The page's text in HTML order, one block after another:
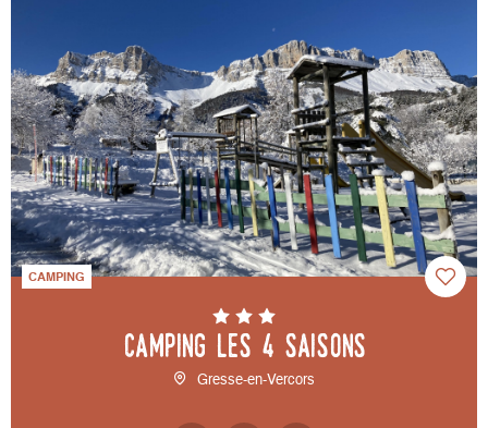
CAMPING
Camping Les 4 saisons
Gresse-en-Vercors